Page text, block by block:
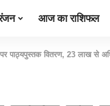
आज का राशिफल
पाठ्यपुस्तक वितरण, 23 लाख से